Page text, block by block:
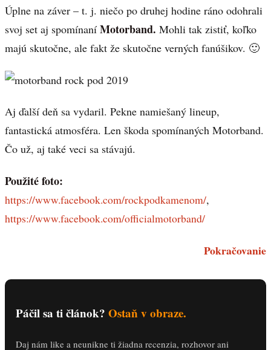
Úplne na záver – t. j. niečo po druhej hodine ráno odohrali
svoj set aj spomínaní Motorband. Mohli tak zistiť, koľko
majú skutočne, ale fakt že skutočne verných fanúšikov. 🙂
Aj ďalší deň sa vydaril. Pekne namiešaný lineup,
fantastická atmosféra. Len škoda spomínaných Motorband.
Čo už, aj také veci sa stávajú.
Použité foto:
https://www.facebook.com/rockpodkamenom/,
https://www.facebook.com/officialmotorband/
Pokračovanie
Páčil sa ti článok? Ostaň v obraze.
Daj nám like a neunikne ti žiadna recenzia, rozhovor ani